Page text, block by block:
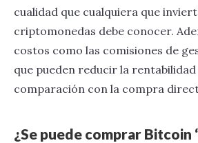
cualidad que cualquiera que
criptomonedas debe conocer.
costos como las comisiones de
que pueden reducir la
comparación con la compra
¿Se puede comprar Bitcoin